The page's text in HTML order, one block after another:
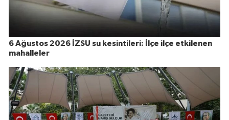
6 Ağustos 2026 İZSU su kesintileri: İlçe ilçe etkilenen
mahalleler